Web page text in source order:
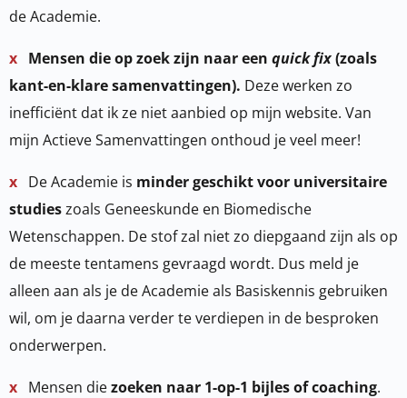
de Academie.
x Mensen die op zoek zijn naar een quick fix(zoals
kant-en-klare samenvattingen). Deze werken zo
inefficiënt dat ik ze niet aanbied op mijn website. Van
mijn Actieve Samenvattingen onthoud je veel meer!
x De Academie is minder geschikt voor universitaire
studieszoals Geneeskunde en Biomedische
Wetenschappen. De stof zal niet zo diepgaand zijn als op
de meeste tentamens gevraagd wordt. Dus meld je
alleen aan als je de Academie als Basiskennis gebruiken
wil, om je daarna verder te verdiepen in de besproken
onderwerpen.
x Mensen diezoeken naar 1-op-1 bijles of coaching.